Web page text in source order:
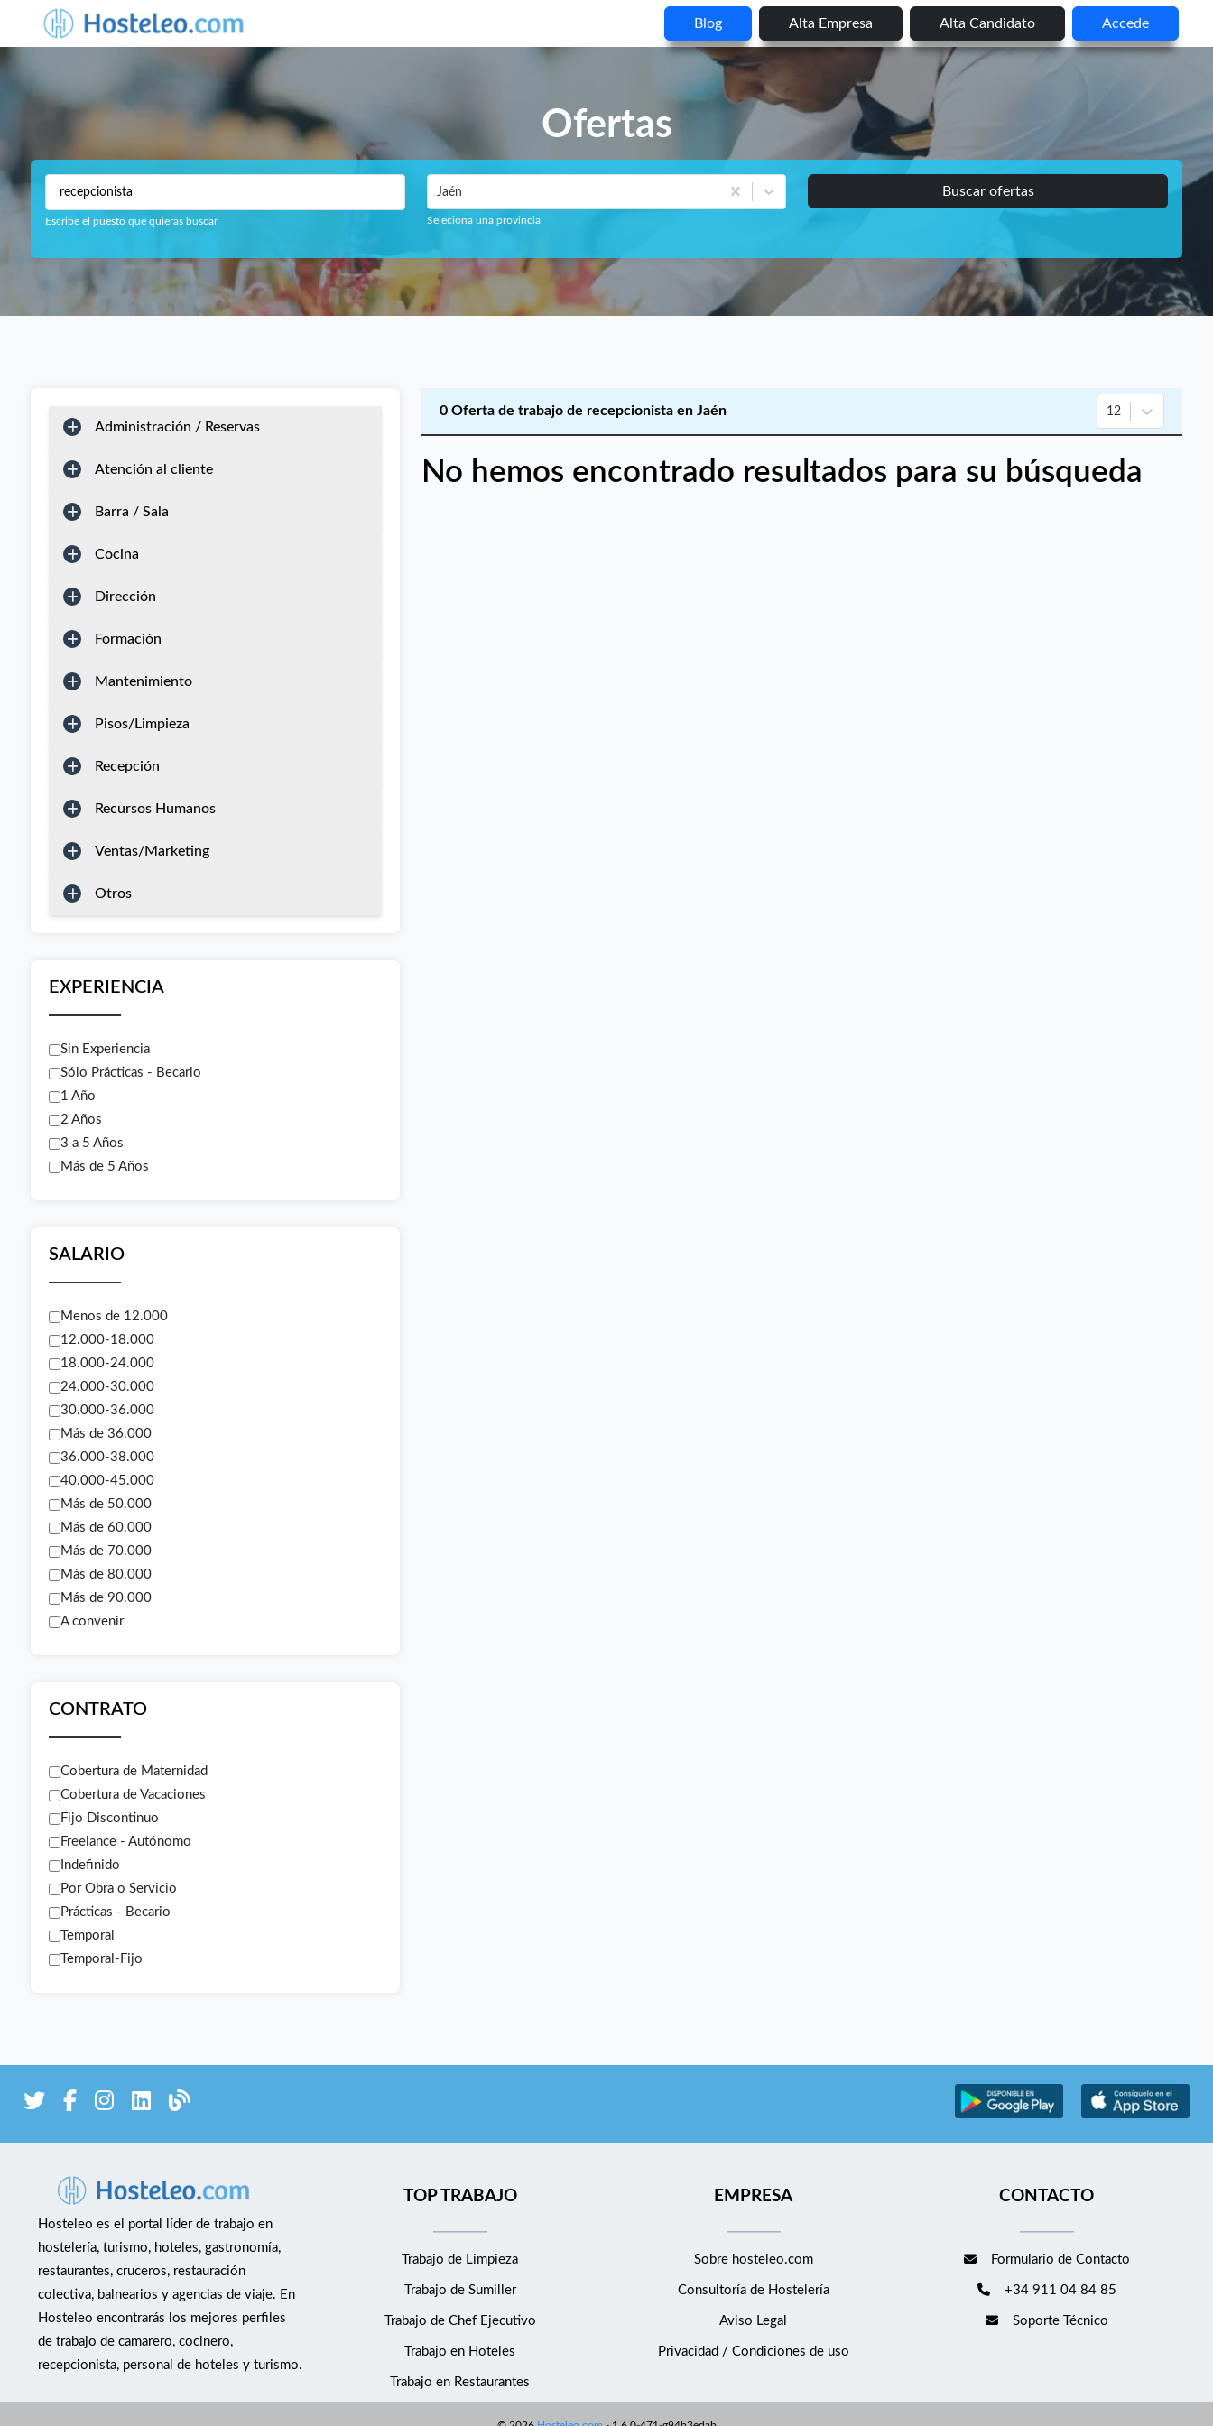
Blog Alta Empresa Alta Candidato Accede
Ofertas
Escribe el puesto que quieras buscar
Jaén
Seleciona una provincia
Buscar ofertas
Administración / Reservas
Atención al cliente
Barra / Sala
Cocina
Dirección
Formación
Mantenimiento
Pisos/Limpieza
Recepción
Recursos Humanos
Ventas/Marketing
Otros
EXPERIENCIA
Sin Experiencia
Sólo Prácticas - Becario
1 Año
2 Años
3 a 5 Años
Más de 5 Años
SALARIO
Menos de 12.000
12.000-18.000
18.000-24.000
24.000-30.000
30.000-36.000
Más de 36.000
36.000-38.000
40.000-45.000
Más de 50.000
Más de 60.000
Más de 70.000
Más de 80.000
Más de 90.000
A convenir
CONTRATO
Cobertura de Maternidad
Cobertura de Vacaciones
Fijo Discontinuo
Freelance - Autónomo
Indefinido
Por Obra o Servicio
Prácticas - Becario
Temporal
Temporal-Fijo
0 Oferta de trabajo de recepcionista en Jaén 12
No hemos encontrado resultados para su búsqueda
Hosteleo es el portal líder de trabajo en
hostelería, turismo, hoteles, gastronomía,
restaurantes, cruceros, restauración
colectiva, balnearios y agencias de viaje. En
Hosteleo encontrarás los mejores perfiles
de trabajo de camarero, cocinero,
recepcionista, personal de hoteles y turismo.
TOP TRABAJO
Trabajo de Limpieza
Trabajo de Sumiller
Trabajo de Chef Ejecutivo
Trabajo en Hoteles
Trabajo en Restaurantes
EMPRESA
Sobre hosteleo.com
Consultoría de Hostelería
Aviso Legal
Privacidad / Condiciones de uso
CONTACTO
Formulario de Contacto
+34 911 04 84 85
Soporte Técnico